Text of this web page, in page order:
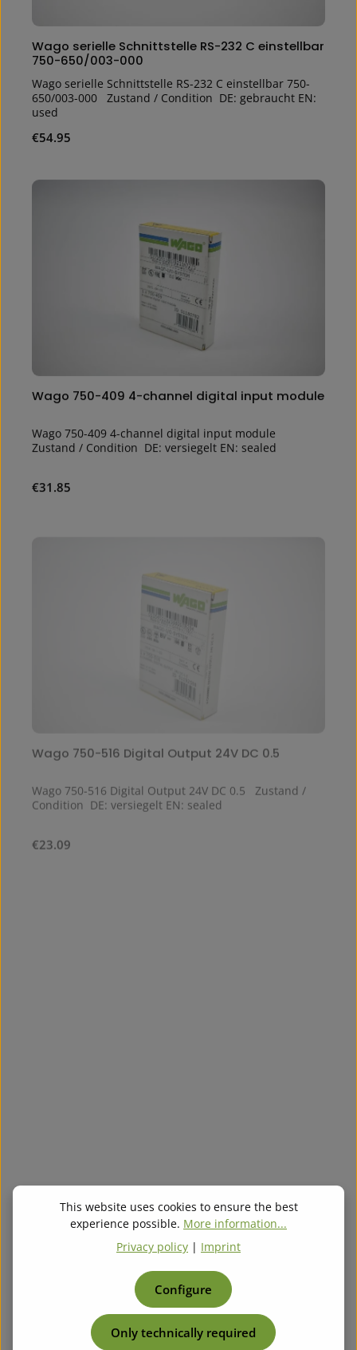
Wago serielle Schnittstelle RS-232 C einstellbar
750-650/003-000
Wago serielle Schnittstelle RS-232 C einstellbar 750-
650/003-000 Zustand / Condition DE: gebraucht EN:
used
Regular price:
€54.95
Wago 750-409 4-channel digital input module
Wago 750-409 4-channel digital input module
Zustand / Condition DE: versiegelt EN: sealed
Regular price:
€31.85
Wago 750-516 Digital Output 24V DC 0.5
Wago 750-516 Digital Output 24V DC 0.5 Zustand /
Condition DE: versiegelt EN: sealed
€23.09
Regular price:
€27.87
This website uses cookies to ensure the best
experience possible. More information...
Privacy policy | Imprint
Only technically required
Configure